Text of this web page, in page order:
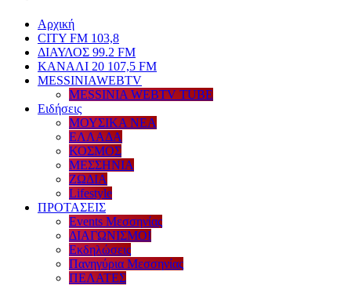
Αρχική
CITY FM 103,8
ΔΙΑΥΛΟΣ 99.2 FM
ΚΑΝΑΛΙ 20 107,5 FM
MESSINIAWEBTV
MESSINIA WEBTV TUBE
Eιδήσεις
ΜΟΥΣΙΚΑ ΝΕΑ
ΕΛΛΑΔΑ
ΚΟΣΜΟΣ
ΜΕΣΣΗΝΙΑ
ΖΩΔΙΑ
Lifestyle
ΠΡΟΤΑΣΕΙΣ
Events Μεσσηνίας
ΔΙΑΓΩΝΙΣΜΟΙ
Εκδηλώσεις
Πανηγύρια Μεσσηνίας
ΠΕΛΑΤΕΣ